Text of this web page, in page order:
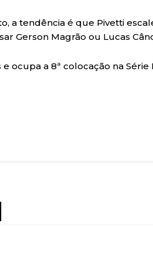
a tendência é que Pivetti
Gerson Magrão ou Lucas
ocupa a 8ª colocação na Série